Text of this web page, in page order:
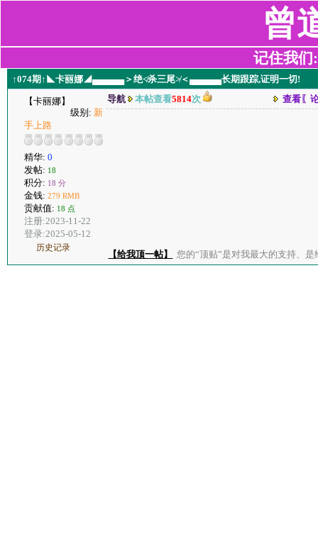
曾
记住我们
↑074期↑◣卡丽娜◢▄▄▄▄▄＞绝≮杀三尾≯＜▄▄▄▄▄长期跟踪,证明一切!
【卡丽娜】
级别: 新
手上路
精华: 0
发帖: 18
积分: 18 分
金钱: 279 RMB
贡献值: 18 点
注册:2023-11-22
登录:2025-05-12
历史记录
导航 本帖查看5814次 查看〖
【给我顶一帖】 您的“顶贴”是对我最大的支持、